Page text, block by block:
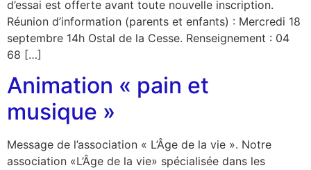
d’essai est offerte avant toute nouvelle inscription.
Réunion d’information (parents et enfants) : Mercredi 18
septembre 14h Ostal de la Cesse. Renseignement : 04
68 […]
Animation « pain et
musique »
Message de l’association « L’Âge de la vie ». Notre
association «L’Âge de la vie» spécialisée dans les